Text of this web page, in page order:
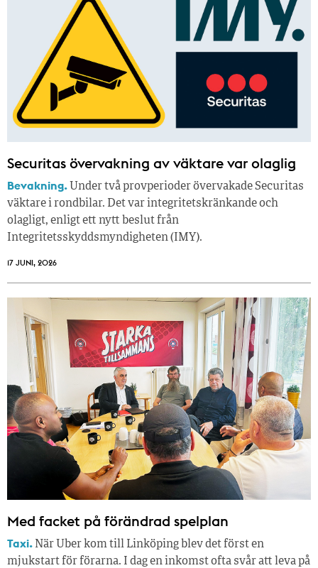
Securitas övervakning av väktare var olaglig
Bevakning. Under två provperioder övervakade Securitas
väktare i rondbilar. Det var integritetskränkande och
olagligt, enligt ett nytt beslut från
Integritetsskyddsmyndigheten (IMY).
17 JUNI, 2026
Med facket på förändrad spelplan
Taxi. När Uber kom till Linköping blev det först en
mjukstart för förarna. I dag en inkomst ofta svår att leva på